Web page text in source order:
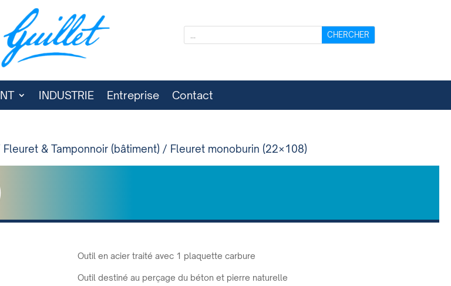
INDUSTRIE Entreprise Contact
Fleuret & Tamponnoir (bâtiment) / Fleuret monoburin (22×108)
Outil en acier traité avec 1 plaquette carbure
Outil destiné au perçage du béton et pierre naturelle